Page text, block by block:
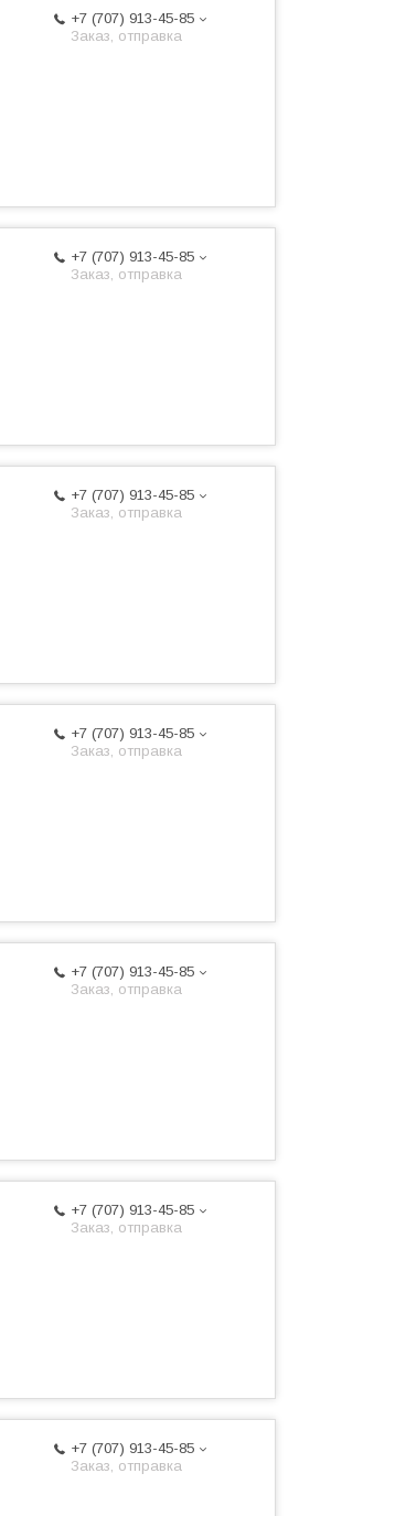
+7 (707) 913-45-85
Заказ, отправка
+7 (707) 913-45-85
Заказ, отправка
+7 (707) 913-45-85
Заказ, отправка
+7 (707) 913-45-85
Заказ, отправка
+7 (707) 913-45-85
Заказ, отправка
+7 (707) 913-45-85
Заказ, отправка
+7 (707) 913-45-85
Заказ, отправка